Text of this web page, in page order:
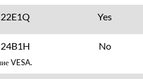
22E1Q Yes
24B1H No
VESA.